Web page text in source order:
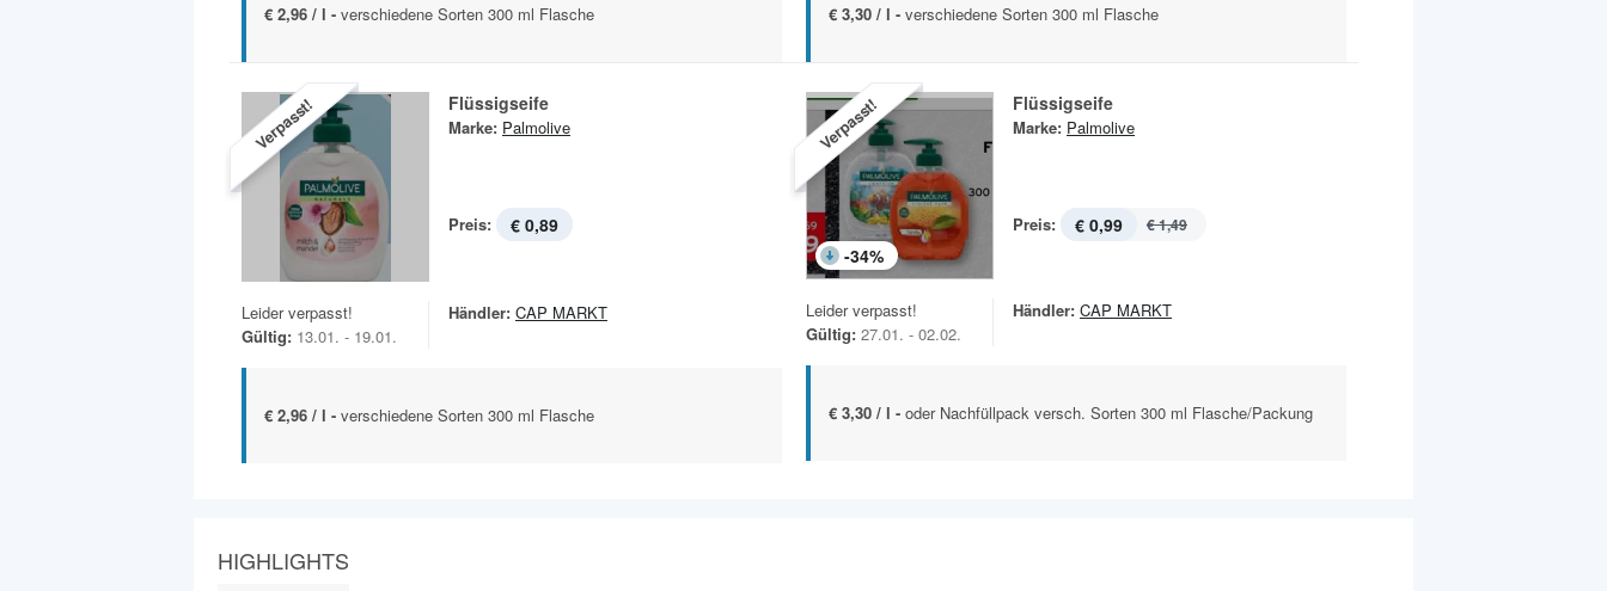
€ 2,96 / l - verschiedene Sorten 300 ml Flasche € 3,30 / l - verschiedene Sorten 300 ml Flasche
Verpasst! Flüssigseife
Marke: Palmolive
Preis: € 0,89
Leider verpasst!
Gültig: 13.01. - 19.01.
Händler: CAP MARKT
€ 2,96 / l - verschiedene Sorten 300 ml Flasche
Verpasst!
-34%
Flüssigseife
Marke: Palmolive
Preis: € 0,99 € 1,49
Leider verpasst!
Gültig: 27.01. - 02.02.
Händler: CAP MARKT
€ 3,30 / l - oder Nachfüllpack versch. Sorten 300 ml Flasche/Packung
HIGHLIGHTS